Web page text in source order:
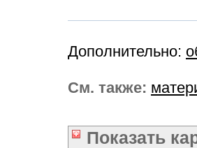
Дополнительно:
См. также:
Показать